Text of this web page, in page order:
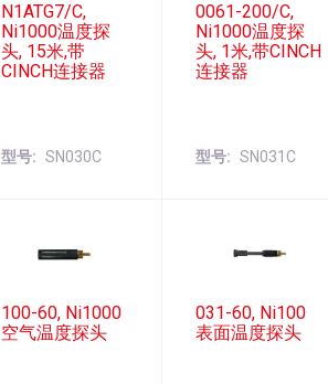
N1ATG7/C,
Ni1000温度探
头, 15米,带
CINCH连接器
型号 SN030C
0061-200/C,
Ni1000温度探
头, 1米,带CINCH
连接器
型号 SN031C
100-60, Ni1000
空气温度探头
031-60, Ni100
表面温度探头